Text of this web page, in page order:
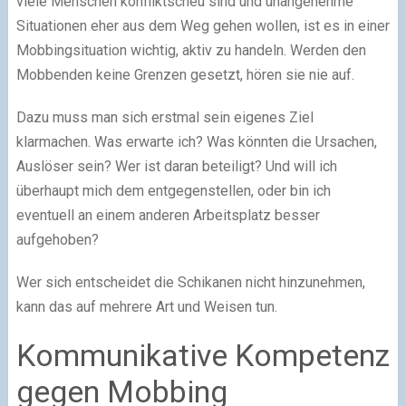
Situationen eher aus dem Weg gehen wollen, ist es in einer
Mobbingsituation wichtig, aktiv zu handeln. Werden den
Mobbenden keine Grenzen gesetzt, hören sie nie auf.
Dazu muss man sich erstmal sein eigenes Ziel
klarmachen. Was erwarte ich? Was könnten die Ursachen,
Auslöser sein? Wer ist daran beteiligt? Und will ich
überhaupt mich dem entgegenstellen, oder bin ich
eventuell an einem anderen Arbeitsplatz besser
aufgehoben?
Wer sich entscheidet die Schikanen nicht hinzunehmen,
kann das auf mehrere Art und Weisen tun.
Kommunikative Kompetenz
gegen Mobbing